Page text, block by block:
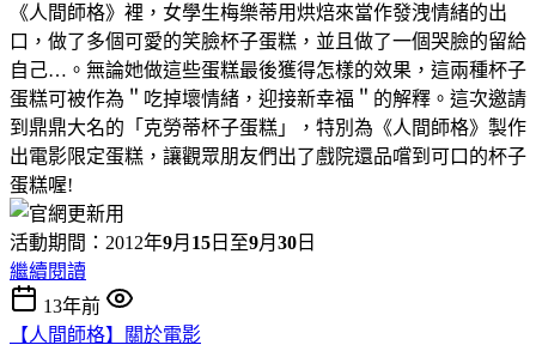
《人間師格》裡，女學生梅樂蒂用烘焙來當作發洩情緒的出
口，做了多個可愛的笑臉杯子蛋糕，並且做了一個哭臉的留給
自己…。無論她做這些蛋糕最後獲得怎樣的效果，這兩種杯子
蛋糕可被作為＂吃掉壞情緒，迎接新幸福＂的解釋。這次邀請
到鼎鼎大名的「克勞蒂杯子蛋糕」，特別為《人間師格》製作
出電影限定蛋糕，讓觀眾朋友們出了戲院還品嚐到可口的杯子
蛋糕喔!
活動期間：2012年9月 15 日至9月 30 日
繼續閱讀
13年前
【人間師格】關於電影